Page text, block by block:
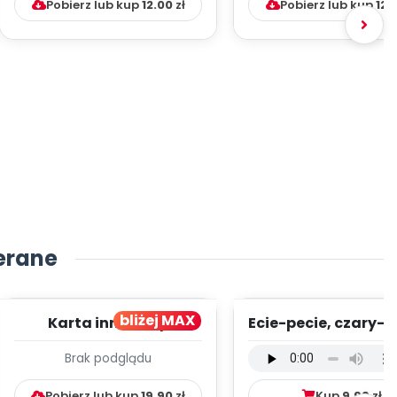
Pobierz lub kup12.00zł Pobierz lub kup
bliżej MAX
Karta innowacji
Kumpelkowo
Brak podglądu
Ecie-pecie, czary-
mp3)